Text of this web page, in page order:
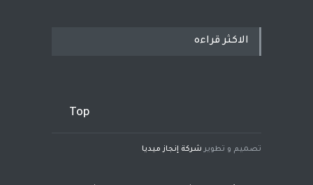
الاكثر قراءه
Top
تصميم و تطوير شركة إنجاز ميديا